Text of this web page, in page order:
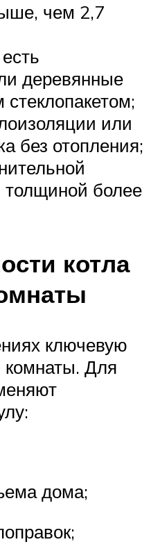
чем 2,7
деревянные
или
без отопления;
толщиной более
котла
ключевую
комнаты. Для
дома;